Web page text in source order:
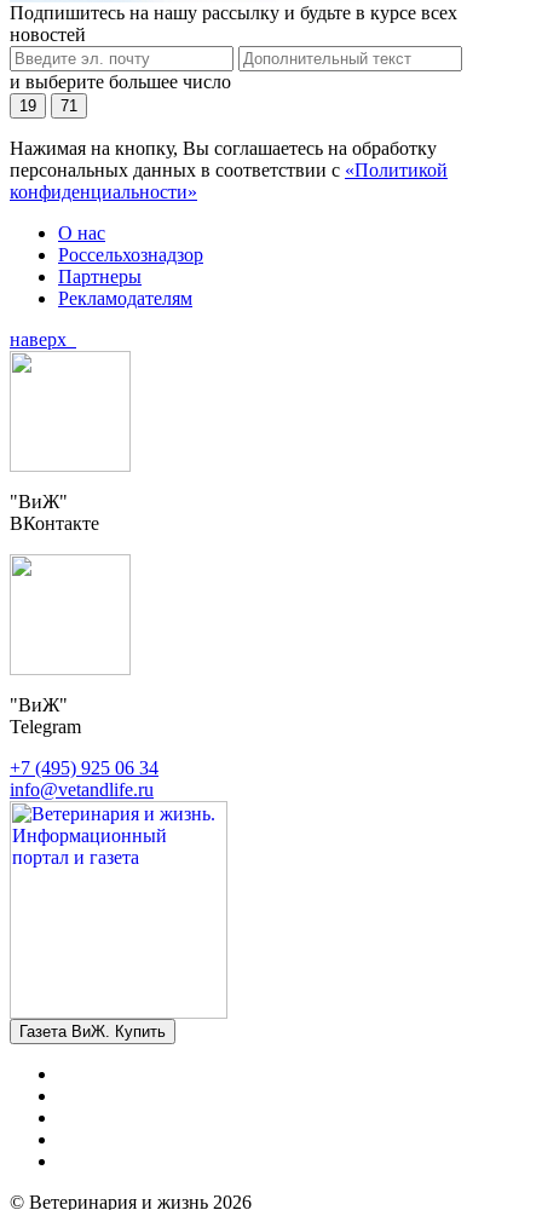
Подпишитесь на нашу рассылку и будьте в курсе всех
новостей
и выберите большее число
19 71
Нажимая на кнопку, Вы соглашаетесь на обработку
персональных данных в соответствии с «Политикой
конфиденциальности»
О нас
Россельхознадзор
Партнеры
Рекламодателям
наверх
"ВиЖ"
ВКонтакте
"ВиЖ"
Telegram
+7 (495) 925 06 34
info@vetandlife.ru
Газета ВиЖ. Купить
© Ветеринария и жизнь 2026